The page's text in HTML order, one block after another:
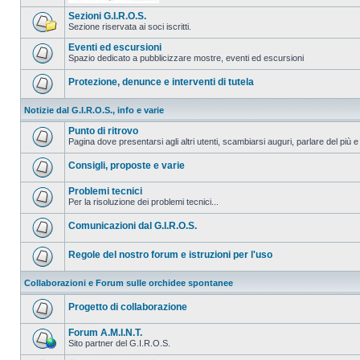
Sezioni G.I.R.O.S.
Sezione riservata ai soci iscritti.
Eventi ed escursioni
Spazio dedicato a pubblicizzare mostre, eventi ed escursioni
Protezione, denunce e interventi di tutela
Notizie dal G.I.R.O.S., info e varie
Punto di ritrovo
Pagina dove presentarsi agli altri utenti, scambiarsi auguri, parlare del più e
Consigli, proposte e varie
Problemi tecnici
Per la risoluzione dei problemi tecnici...
Comunicazioni dal G.I.R.O.S.
Regole del nostro forum e istruzioni per l'uso
Collaborazioni e Forum sulle orchidee spontanee
Progetto di collaborazione
Forum A.M.I.N.T.
Sito partner del G.I.R.O.S.